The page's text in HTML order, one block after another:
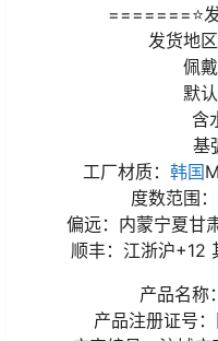
=======⭐
发货地
佩戴
默
含
基
工厂材质： 韩国
度数范围
偏远：内蒙宁夏甘
顺丰：江浙沪+12
产品名称
产品注册证号：